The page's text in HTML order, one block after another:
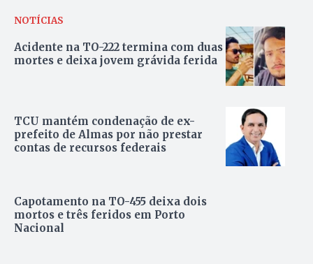
NOTÍCIAS
Acidente na TO-222 termina com duas
mortes e deixa jovem grávida ferida
TCU mantém condenação de ex-
prefeito de Almas por não prestar
contas de recursos federais
Capotamento na TO-455 deixa dois
mortos e três feridos em Porto
Nacional